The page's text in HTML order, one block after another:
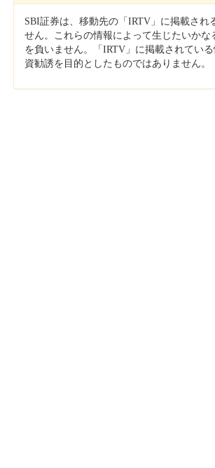
SBI証券は、移動先の「IRTV」に掲載さ
せん。これらの情報によって生じたいか
を負いません。「IRTV」に掲載されてい
資勧誘を目的としたものではありません。